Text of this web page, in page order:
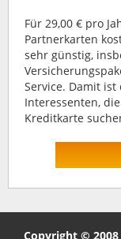
Für 29,00 € pro
Partnerkarten
sehr günstig,
Service. Damit
Interessenten,
Kreditkarte
Copyright ©